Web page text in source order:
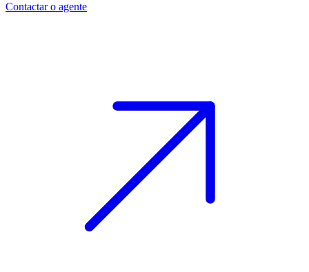
Contactar o agente